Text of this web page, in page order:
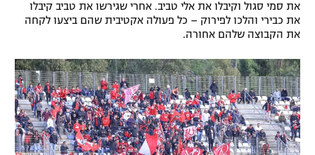
הצטרפות לחבילת הערוצים
לוח דרושים – ג'ובנט
תגיות
המגזין
את סמי סגול וקיבלו את אלי טביב. אחרי שגירשו את טביב קיבלו
את כבירי והלכו לפירוק – כל פעולה אקטיבית שהם ביצעו לקחה
את הקבוצה שלהם אחורה.